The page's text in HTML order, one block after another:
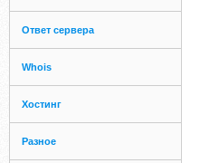
Ответ сервера
Whois
Хостинг
Разное